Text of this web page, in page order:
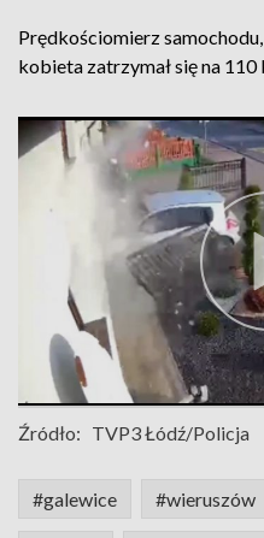
Prędkościomierz
kobieta zatrzymał się na 110
Źródło: TVP3 Łódź/Policja
#galewice #wieruszów